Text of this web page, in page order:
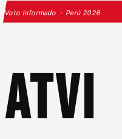
Voto Informado · Perú 2026
ATVI